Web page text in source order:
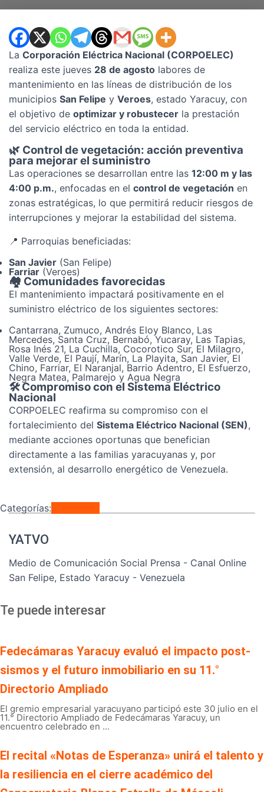
La Corporación Eléctrica Nacional (CORPOELEC)
realiza este jueves 28 de agosto labores de
mantenimiento en las líneas de distribución de los
municipios San Felipe y Veroes, estado Yaracuy, con
el objetivo de optimizar y robustecer la prestación
del servicio eléctrico en toda la entidad.
🌿 Control de vegetación: acción preventiva
para mejorar el suministro
Las operaciones se desarrollan entre las 12:00 m y las
4:00 p.m., enfocadas en el control de vegetación en
zonas estratégicas, lo que permitirá reducir riesgos de
interrupciones y mejorar la estabilidad del sistema.
📍 Parroquias beneficiadas:
San Javier (San Felipe)
Farriar (Veroes)
🏘️ Comunidades favorecidas
El mantenimiento impactará positivamente en el
suministro eléctrico de los siguientes sectores:
Cantarrana, Zumuco, Andrés Eloy Blanco, Las
Mercedes, Santa Cruz, Bernabó, Yucaray, Las Tapias,
Rosa Inés 21, La Cuchilla, Cocorotico Sur, El Milagro,
Valle Verde, El Paují, Marín, La Playita, San Javier, El
Chino, Farriar, El Naranjal, Barrio Adentro, El Esfuerzo,
Negra Matea, Palmarejo y Agua Negra
🛠️ Compromiso con el Sistema Eléctrico
Nacional
CORPOELEC reafirma su compromiso con el
fortalecimiento del Sistema Eléctrico Nacional (SEN),
mediante acciones oportunas que benefician
directamente a las familias yaracuyanas y, por
extensión, al desarrollo energético de Venezuela.
Categorías:
YATVO
Medio de Comunicación Social Prensa - Canal Online
San Felipe, Estado Yaracuy - Venezuela
Te puede interesar
Fedecámaras Yaracuy evaluó el impacto post-
sismos y el futuro inmobiliario en su 11.°
Directorio Ampliado
El gremio empresarial yaracuyano participó este 30 julio en el
11.° Directorio Ampliado de Fedecámaras Yaracuy, un
encuentro celebrado en ...
El recital «Notas de Esperanza» unirá el talento y
la resiliencia en el cierre académico del